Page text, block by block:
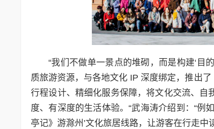
“我们不做单一景点的堆砌，而是构建‘目
质旅游资源，与各地文化 IP 深度绑定，推出
行程设计、精细化服务保障，将文化交流、自
度、有深度的生活体验。“武海涛介绍到：“例
亭记》游滁州’文化旅居线路，让游客在行走中